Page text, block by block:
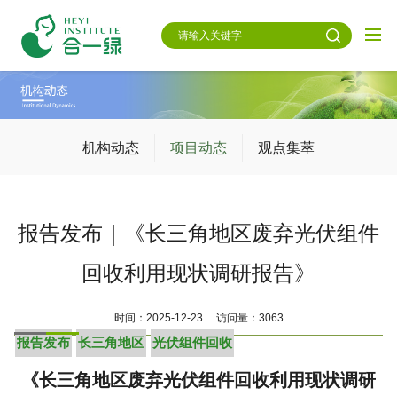
机构动态 项目动态 观点集萃
报告发布｜《长三角地区废弃光伏组件
回收利用现状调研报告》
报告发布 长三角地区 光伏组件回收
时间：2025-12-23 访问量：3063
《长三角地区废弃光伏组件回收利用现状调研